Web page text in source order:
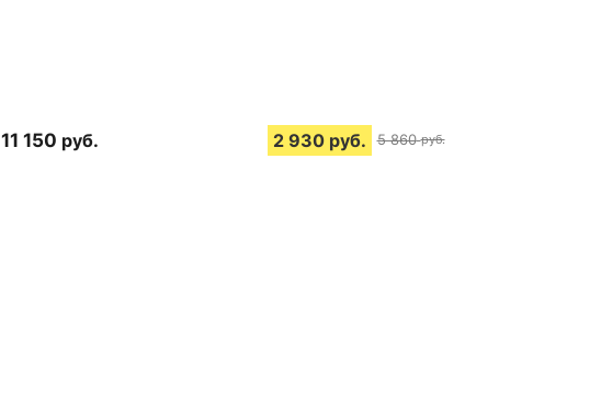
11 150 руб. 2 930 руб. 5 860 руб.